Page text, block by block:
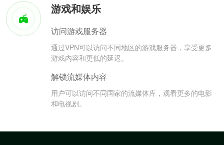
游戏和娱乐
访问游戏服务器
通过VPN可以访问不同地区的游戏服务器，享受更多
游戏内容和更低的延迟。
解锁流媒体内容
用户可以访问不同国家的流媒体库，观看更多的电影
和电视剧。